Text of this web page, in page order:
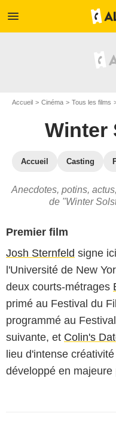
menu
Accueil Cinéma Tous les films
Winter
Accueil Casting
Anecdotes, potins,
de "Winter
Premier film
Josh Sternfeld signe
l'Université de New
deux courts-métrages
primé au Festival du
programmé au
suivante, et Colin's
lieu d'intense
développé en